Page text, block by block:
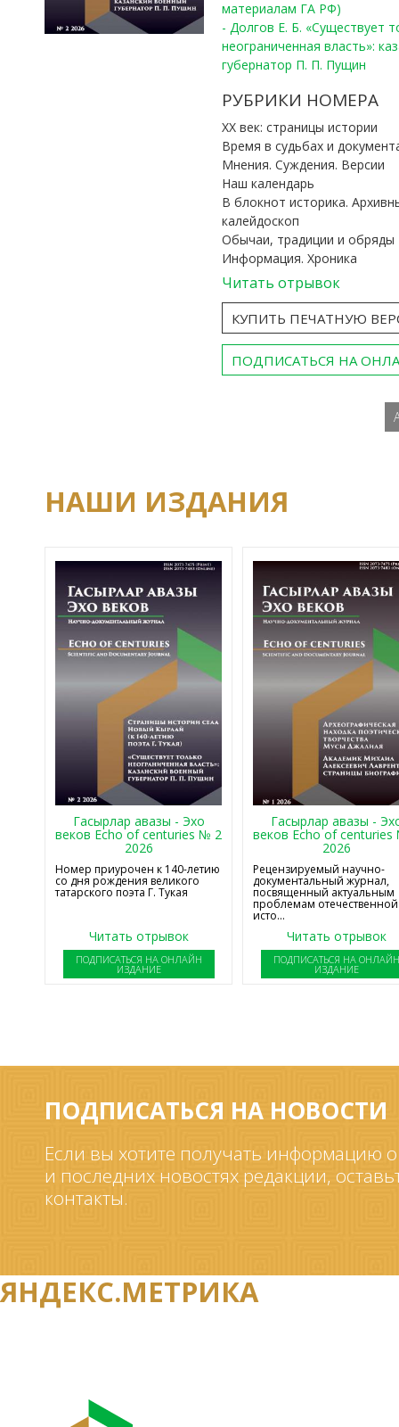
материалам ГА РФ)
- Долгов Е. Б. «Существует
неограниченная власть»:
губернатор П. П. Пущин
РУБРИКИ НОМЕРА
ХХ век: страницы истории
Время в судьбах и
Мнения. Суждения. Версии
Наш календарь
В блокнот историка.
калейдоскоп
Обычаи, традиции и обряды
Информация. Хроника
Читать отрывок
КУПИТЬ ПЕЧАТНУЮ
ПОДПИСАТЬСЯ НА
НАШИ ИЗДАНИЯ
Гасырлар авазы - Эхо
веков Echo of centuries № 2
2026
Номер приурочен к 140-летию
со дня рождения великого
татарского поэта Г. Тукая
Читать отрывок
ПОДПИСАТЬСЯ НА ОНЛАЙН
ИЗДАНИЕ
Гасырлар авазы -
веков Echo of
2026
Рецензируемый научно-
документальный журнал,
посвященный актуальным
проблемам отечественной
исто...
Читать отрывок
ПОДПИСАТЬСЯ НА
ИЗДАНИЕ
ПОДПИСАТЬСЯ НА НОВОСТИ
Если вы хотите получать информацию
и последних новостях редакции,
контакты.
ЯНДЕКС.МЕТРИКА